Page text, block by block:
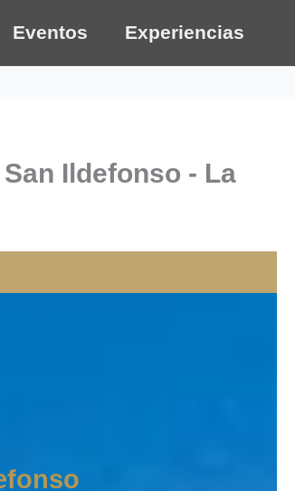
Eventos Experiencias
Ildefonso - La